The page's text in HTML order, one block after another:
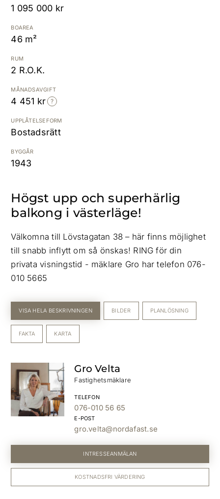
1 095 000 kr
BOAREA
46 m²
RUM
2 R.O.K.
MÅNADSAVGIFT
4 451 kr
UPPLÅTELSEFORM
Bostadsrätt
BYGGÅR
1943
Högst upp och superhärlig
balkong i västerläge!
Välkomna till Lövstagatan 38 – här finns möjlighet
till snabb inflytt om så önskas! RING för din
privata visningstid - mäklare Gro har telefon 076-
010 5665
VISA HELA BESKRIVNINGEN BILDER PLANLÖSNING
FAKTA KARTA
Gro Velta
Fastighetsmäklare
TELEFON
076-010 56 65
E-POST
gro.velta@nordafast.se
INTRESSEANMÄLAN
KOSTNADSFRI VÄRDERING